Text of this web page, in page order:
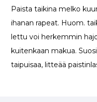
Paista taikina melko
ihanan rapeat. Huom.
lettu voi herkemmin
kuitenkaan makua.
taipuisaa, litteää